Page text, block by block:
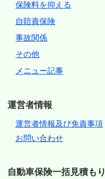
保険料を抑える
自賠責保険
事故関係
その他
メニュー記事
運営者情報
運営者情報及び免責事項
お問い合わせ
自動車保険一括見積もり